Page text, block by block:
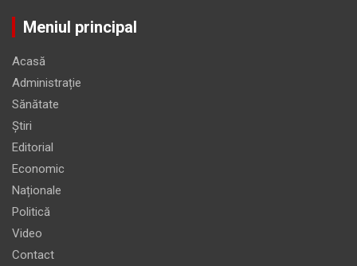
Meniul principal
Acasă
Administrație
Sănătate
Știri
Editorial
Economic
Naționale
Politică
Video
Contact